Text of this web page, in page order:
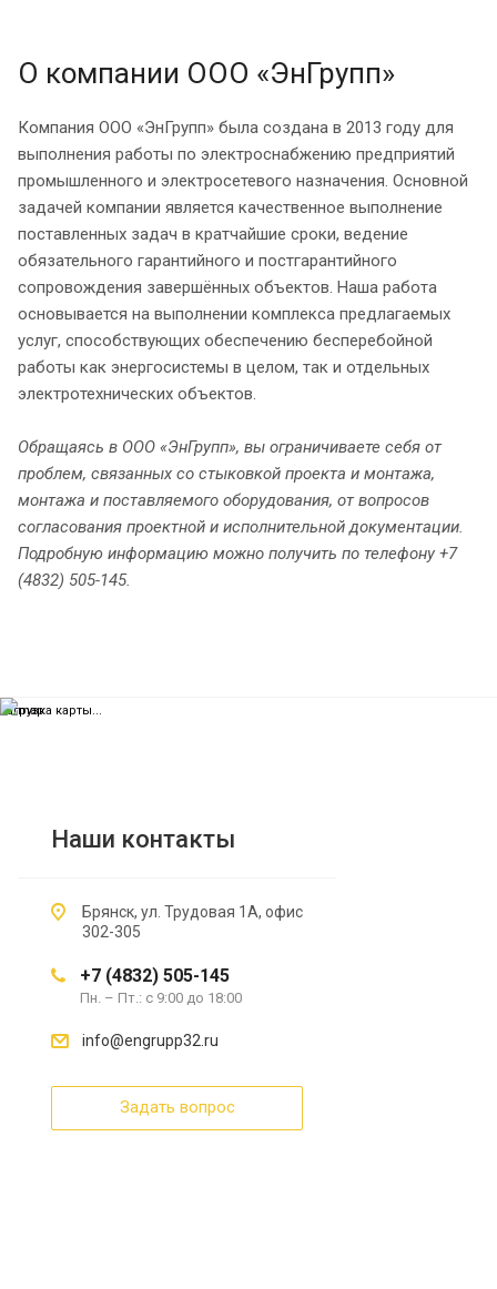
О компании ООО «ЭнГрупп»
Компания ООО «ЭнГрупп» была создана в 2013 году для
выполнения работы по электроснабжению предприятий
промышленного и электросетевого назначения. Основной
задачей компании является качественное выполнение
поставленных задач в кратчайшие сроки, ведение
обязательного гарантийного и постгарантийного
сопровождения завершённых объектов. Наша работа
основывается на выполнении комплекса предлагаемых
услуг, способствующих обеспечению бесперебойной
работы как энергосистемы в целом, так и отдельных
электротехнических объектов.
Обращаясь в ООО «ЭнГрупп», вы ограничиваете себя от
проблем, связанных со стыковкой проекта и монтажа,
монтажа и поставляемого оборудования, от вопросов
согласования проектной и исполнительной документации.
Подробную информацию можно получить по телефону +7
(4832) 505-145.
Наши контакты
Брянск, ул. Трудовая 1А, офис
302-305
+7 (4832) 505-145
Пн. – Пт.: с 9:00 до 18:00
info@engrupp32.ru
Задать вопрос
загрузка карты...